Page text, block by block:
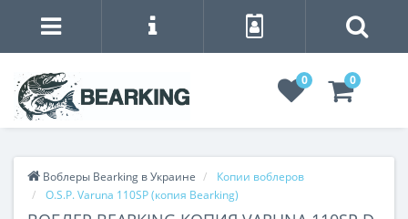
0 0
Воблеры Bearking в Украине
Копии воблеров
O.S.P. Varuna 110SP (копия Bearking)